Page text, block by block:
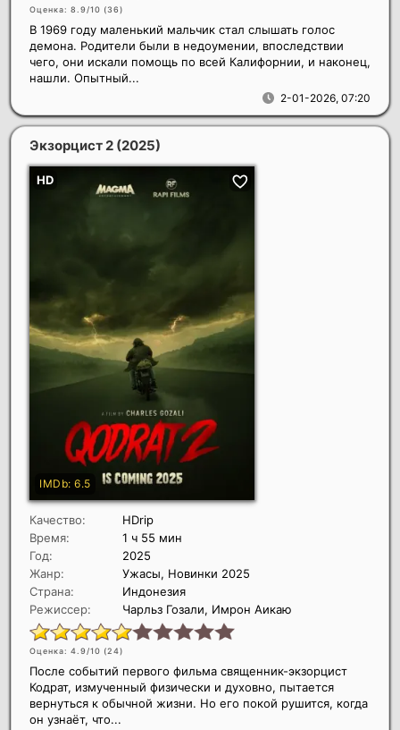
Оценка: 8.9/10 (36)
2-01-2026, 07:20
В 1969 году маленький мальчик стал слышать голос
демона. Родители были в недоумении, впоследствии
чего, они искали помощь по всей Калифорнии, и наконец,
нашли. Опытный...
Экзорцист 2 (2025)
Качество:
HDrip
Время:
1 ч 55 мин
Год:
2025
Жанр:
Ужасы, Новинки 2025
Страна:
Индонезия
Режиссер:
Чарльз Гозали, Имрон Аикаю
Оценка: 4.9/10 (24)
После событий первого фильма священник-экзорцист
Кодрат, измученный физически и духовно, пытается
вернуться к обычной жизни. Но его покой рушится, когда
он узнаёт, что...